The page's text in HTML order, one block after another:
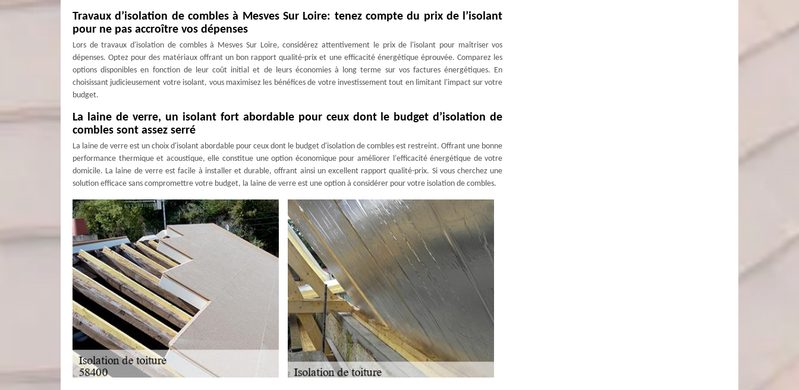
Travaux d’isolation de combles à Mesves Sur Loire: tenez compte du prix de l’isolant
pour ne pas accroître vos dépenses
Lors de travaux d'isolation de combles à Mesves Sur Loire, considérez attentivement le prix de l'isolant pour maîtriser vos
dépenses. Optez pour des matériaux offrant un bon rapport qualité-prix et une efficacité énergétique éprouvée. Comparez les
options disponibles en fonction de leur coût initial et de leurs économies à long terme sur vos factures énergétiques. En
choisissant judicieusement votre isolant, vous maximisez les bénéfices de votre investissement tout en limitant l'impact sur votre
budget.
La laine de verre, un isolant fort abordable pour ceux dont le budget d’isolation de
combles sont assez serré
La laine de verre est un choix d'isolant abordable pour ceux dont le budget d'isolation de combles est restreint. Offrant une bonne
performance thermique et acoustique, elle constitue une option économique pour améliorer l'efficacité énergétique de votre
domicile. La laine de verre est facile à installer et durable, offrant ainsi un excellent rapport qualité-prix. Si vous cherchez une
solution efficace sans compromettre votre budget, la laine de verre est une option à considérer pour votre isolation de combles.